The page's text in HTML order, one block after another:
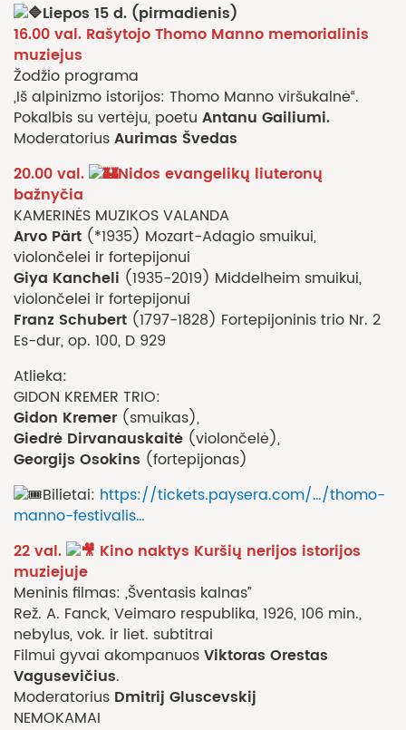
Liepos 15 d. (pirmadienis)
16.00 val. Rašytojo Thomo Manno memorialinis
muziejus
Žodžio programa
„Iš alpinizmo istorijos: Thomo Manno viršukalnė“.
Pokalbis su vertėju, poetu Antanu Gailiumi.
Moderatorius Aurimas Švedas
20.00 val.
Nidos evangelikų liuteronų
bažnyčia
KAMERINĖS MUZIKOS VALANDA
Arvo Pärt (*1935) Mozart-Adagio smuikui,
violončelei ir fortepijonui
Giya Kancheli (1935-2019) Middelheim smuikui,
violončelei ir fortepijonui
Franz Schubert (1797-1828) Fortepijoninis trio Nr. 2
Es-dur, op. 100, D 929
Atlieka:
GIDON KREMER TRIO:
Gidon Kremer (smuikas),
Giedrė Dirvanauskaitė (violončelė),
Georgijs Osokins (fortepijonas)
Bilietai: https://tickets.paysera.com/…/thomo-
manno-festivalis…
22 val.
Kino naktys Kuršių nerijos istorijos
muziejuje
Meninis filmas: „Šventasis kalnas”
Rež. A. Fanck, Veimaro respublika, 1926, 106 min.,
nebylus, vok. ir liet. subtitrai
Filmui gyvai akompanuos Viktoras Orestas
Vagusevičius.
Moderatorius Dmitrij Gluscevskij
NEMOKAMAI